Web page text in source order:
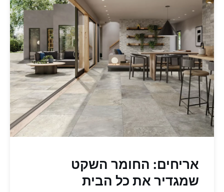
אריחים: החומר השקט
שמגדיר את כל הבית